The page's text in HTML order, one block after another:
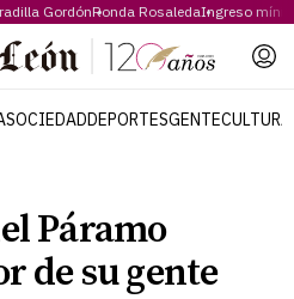
GordónRonda RosaledaIngreso
SOCIEDADDEPORTESGENTECULTURA
Páramo
de su gente